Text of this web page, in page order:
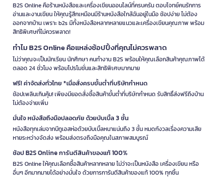
B2S Online คือร้านหนังสือและเครื่องเขียนออนไลน์ที่ครบครัน ตอบโจทย์คนรักการ
อ่านและงานเขียน ให้คุณรู้สึกเหมือนมีร้านหนังสือใกล้ฉันอยู่ในมือ ช้อปง่าย ไม่ต้อง
ออกจากบ้าน เพราะ b2s มีทั้งหนังสือหลากหลายแนวและเครื่องเขียนคุณภาพ พร้อม
สิทธิพิเศษที่ไม่ควรพลาด!
ทำไม B2S Online คือแหล่งช้อปปิ้งที่คุณไม่ควรพลาด
ไม่ว่าคุณจะเป็นนักเรียน นักศึกษา คนทำงาน B2S พร้อมให้คุณเลือกสินค้าคุณภาพได้
ตลอด 24 ชั่วโมง พร้อมโปรโมชั่นและสิทธิพิเศษมากมาย
ฟรี! ค่าจัดส่งทั่วไทย *เมื่อสั่งครบขั้นต่ำที่บริษัทกำหนด
ช้อปเพลินเกินคุ้ม! เพียงมียอดสั่งซื้อสินค้าขั้นต่ำที่บริษัทกำหนด รับสิทธิ์ส่งฟรีถึงบ้าน
ไม่ต้องจ่ายเพิ่ม
มั่นใจ หนังสือถึงมือปลอดภัย ด้วยบับเบิ้ล 3 ชั้น
หนังสือทุกเล่มจากบีทูเอสห่อด้วยบับเบิ้ลหนาแน่นถึง 3 ชั้น หมดกังวลเรื่องความเสีย
หายระหว่างจัดส่ง พร้อมส่งตรงถึงมือคุณในสภาพสมบูรณ์
ช้อป B2S Online การันตีสินค้าของแท้ 100%
B2S Online ให้คุณเลือกซื้อสินค้าหลากหลาย ไม่ว่าจะเป็นหนังสือ เครื่องเขียน หรือ
อื่นๆ อีกมากมายได้อย่างมั่นใจ ด้วยการการันตีสินค้าของแท้ 100% ทุกชิ้น